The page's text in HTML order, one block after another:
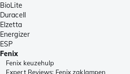
BioLite
Duracell
Elzetta
Energizer
ESP
Fenix
Fenix keuzehulp
Expert Reviews: Fenix zaklampen